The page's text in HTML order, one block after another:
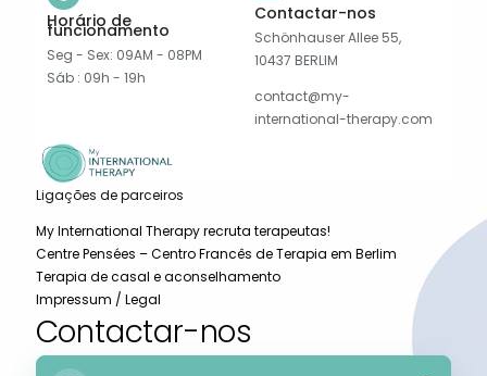
Horário de
funcionamento
Seg - Sex: 09AM - 08PM
Sáb : 09h - 19h
Contactar-nos
Schönhauser Allee 55,
10437 BERLIM
contact@my-
international-therapy.com
Ligações de parceiros
My International Therapy recruta terapeutas!
Centre Pensées – Centro Francês de Terapia em Berlim
Terapia de casal e aconselhamento
Impressum / Legal
Contactar-nos